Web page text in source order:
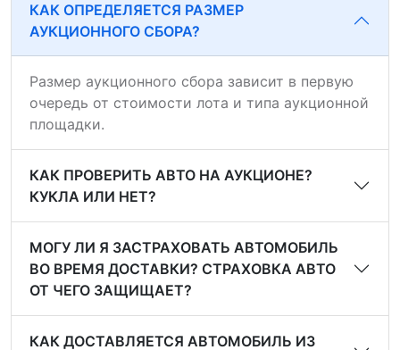
КАК ОПРЕДЕЛЯЕТСЯ РАЗМЕР
АУКЦИОННОГО СБОРА?
Размер аукционного сбора зависит в первую
очередь от стоимости лота и типа аукционной
площадки.
КАК ПРОВЕРИТЬ АВТО НА АУКЦИОНЕ?
КУКЛА ИЛИ НЕТ?
МОГУ ЛИ Я ЗАСТРАХОВАТЬ АВТОМОБИЛЬ
ВО ВРЕМЯ ДОСТАВКИ? СТРАХОВКА АВТО
ОТ ЧЕГО ЗАЩИЩАЕТ?
КАК ДОСТАВЛЯЕТСЯ АВТОМОБИЛЬ ИЗ